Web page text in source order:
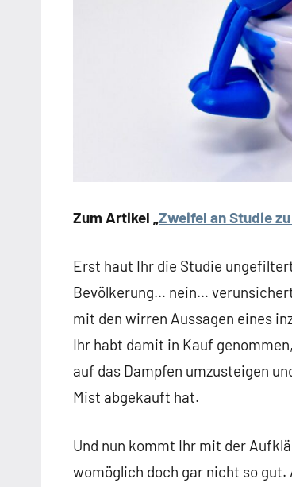
Zum Artikel „Zweifel an Studie
Erst haut Ihr die Studie
Bevölkerung… nein…
mit den wirren Aussagen eines
Ihr habt damit in Kauf
auf das Dampfen umzusteigen
Mist abgekauft hat.
Und nun kommt Ihr mit der
womöglich doch gar nicht so